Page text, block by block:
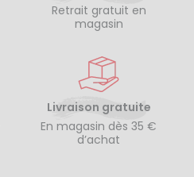
Retrait gratuit en
magasin
Livraison gratuite
En magasin dès 35 €
d’achat